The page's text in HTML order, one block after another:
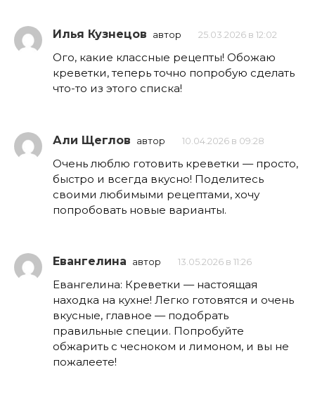
Илья Кузнецов автор 25.03.2026 в 12:02
Ого, какие классные рецепты! Обожаю
креветки, теперь точно попробую сделать
что-то из этого списка!
Али Щеглов автор 10.04.2026 в 09:28
Очень люблю готовить креветки — просто,
быстро и всегда вкусно! Поделитесь
своими любимыми рецептами, хочу
попробовать новые варианты.
Евангелина автор 13.05.2026 в 11:26
Евангелина: Креветки — настоящая
находка на кухне! Легко готовятся и очень
вкусные, главное — подобрать
правильные специи. Попробуйте
обжарить с чесноком и лимоном, и вы не
пожалеете!